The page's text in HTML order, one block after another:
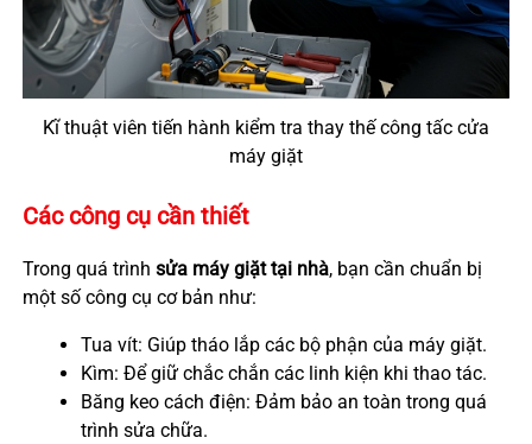
Kĩ thuật viên tiến hành kiểm tra thay thế công tấc cửa
máy giặt
Các công cụ cần thiết
Trong quá trình sửa máy giặt tại nhà, bạn cần chuẩn bị
một số công cụ cơ bản như:
Tua vít: Giúp tháo lắp các bộ phận của máy giặt.
Kìm: Để giữ chắc chắn các linh kiện khi thao tác.
Băng keo cách điện: Đảm bảo an toàn trong quá
trình sửa chữa.